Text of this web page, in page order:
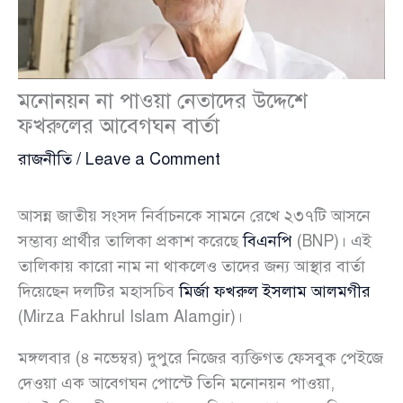
মনোনয়ন না পাওয়া নেতাদের উদ্দেশে
ফখরুলের আবেগঘন বার্তা
রাজনীতি/ Leave a Comment
আসন্ন জাতীয় সংসদ নির্বাচনকে সামনে রেখে ২৩৭টি আসনে
সম্ভাব্য প্রার্থীর তালিকা প্রকাশ করেছেবিএনপি (BNP)। এই
তালিকায় কারো নাম না থাকলেও তাদের জন্য আস্থার বার্তা
দিয়েছেন দলটির মহাসচিবমির্জা ফখরুল ইসলাম আলমগীর
(Mirza Fakhrul Islam Alamgir)।
মঙ্গলবার (৪ নভেম্বর) দুপুরে নিজের ব্যক্তিগত ফেসবুক পেইজে
দেওয়া এক আবেগঘন পোস্টে তিনি মনোনয়ন পাওয়া,